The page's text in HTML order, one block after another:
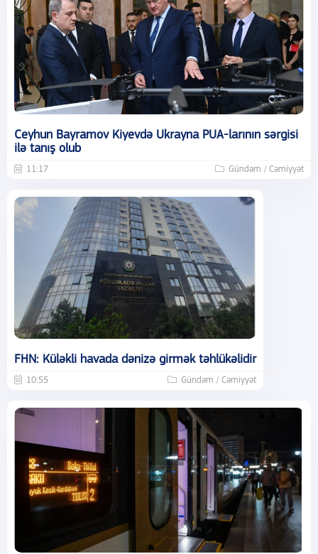
Ceyhun Bayramov Kiyevdə Ukrayna PUA-larının sərgisi
ilə tanış olub
11:17 Gündəm / Cəmiyyət
FHN: Küləkli havada dənizə girmək təhlükəlidir
10:55 Gündəm / Cəmiyyət